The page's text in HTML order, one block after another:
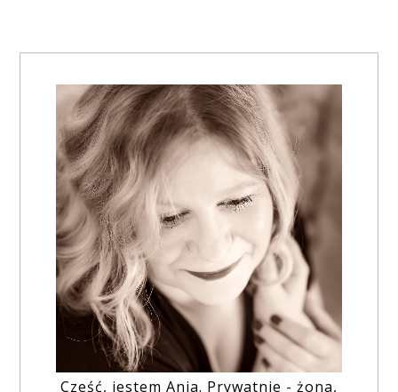
Cześć, jestem Ania. Prywatnie - żona,